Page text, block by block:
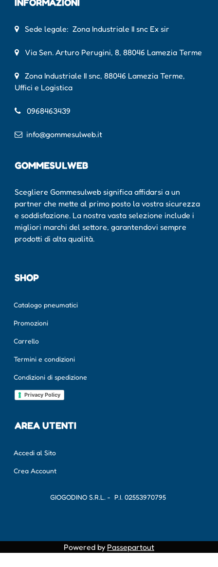
Sede legale: Zona Industriale II snc Ex sir
Via Sen. Arturo Perugini, 8, 88046 Lamezia Terme
Zona Industriale II snc, 88046 Lamezia Terme,
Uffici e Logistica
0968463439
info@gommesulweb.it
GOMMESULWEB
Scegliere Gommesulweb significa affidarsi a un
partner che mette al primo posto la vostra sicurezza
e soddisfazione. La nostra vasta selezione include i
migliori marchi del settore, garantendovi sempre
prodotti di alta qualità.
SHOP
Catalogo pneumatici
Promozioni
Carrello
Termini e condizioni
Condizioni di spedizione
Privacy Policy
AREA UTENTI
Accedi al Sito
Crea Account
GIOGODINO S.R.L. - P.I. 02553970795
Powered by Passepartout